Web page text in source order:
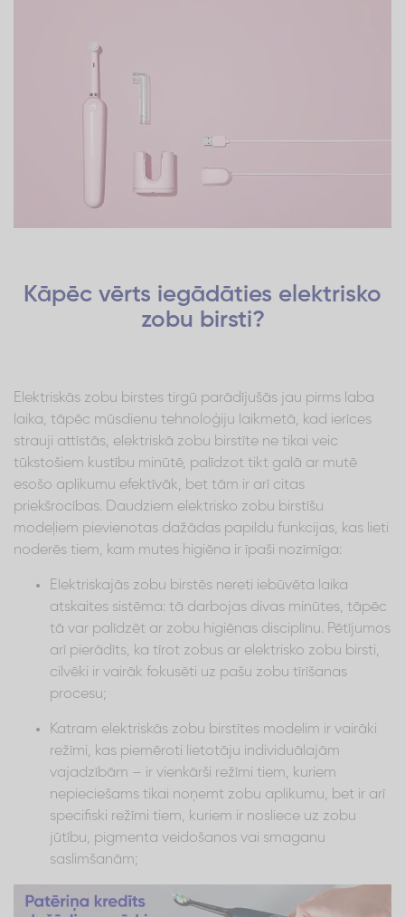
Kāpēc vērts iegādāties elektrisko
zobu birsti?
Elektriskās zobu birstes tirgū parādījušās jau pirms laba
laika, tāpēc mūsdienu tehnoloģiju laikmetā, kad ierīces
strauji attīstās, elektriskā zobu birstīte ne tikai veic
tūkstošiem kustību minūtē, palīdzot tikt galā ar mutē
esošo aplikumu efektīvāk, bet tām ir arī citas
priekšrocības. Daudziem elektrisko zobu birstīšu
modeļiem pievienotas dažādas papildu funkcijas, kas lieti
noderēs tiem, kam mutes higiēna ir īpaši nozīmīga:
Elektriskajās zobu birstēs nereti iebūvēta laika
atskaites sistēma: tā darbojas divas minūtes, tāpēc
tā var palīdzēt ar zobu higiēnas disciplīnu. Pētījumos
arī pierādīts, ka tīrot zobus ar elektrisko zobu birsti,
cilvēki ir vairāk fokusēti uz pašu zobu tīrīšanas
procesu;
Katram elektriskās zobu birstītes modelim ir vairāki
režīmi, kas piemēroti lietotāju individuālajām
vajadzībām – ir vienkārši režīmi tiem, kuriem
nepieciešams tikai noņemt zobu aplikumu, bet ir arī
specifiski režīmi tiem, kuriem ir nosliece uz zobu
jūtību, pigmenta veidošanos vai smaganu
saslimšanām;